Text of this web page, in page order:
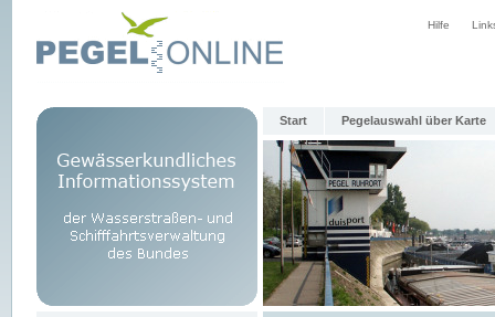
Hilfe
Start Pegelauswahl über Karte